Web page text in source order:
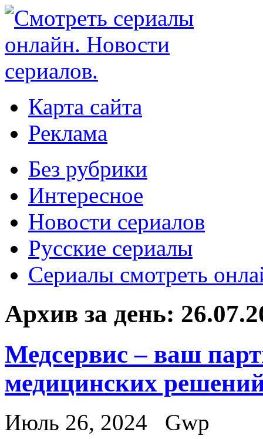
Карта сайта
Реклама
Без рубрики
Интересное
Новости сериалов
Русские сериалы
Сериалы смотреть
Архив за день:
Медсервис – ваш
медицинских
Июль 26, 2024 Gwp